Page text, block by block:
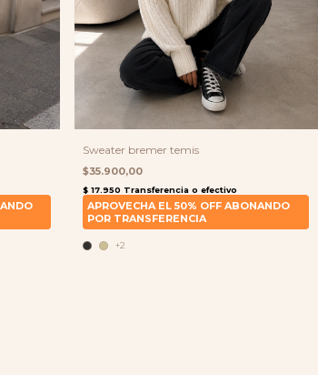
Sweater bremer temis
$35.900,00
+2